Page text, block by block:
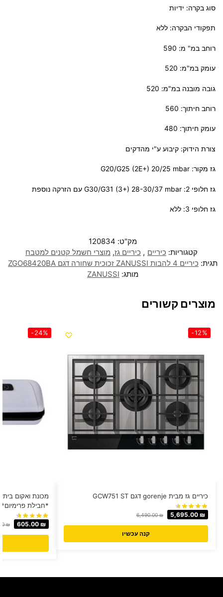
סוג בקרה: ידיות
תפקודי הבקרה: ללא
רוחב במ" מ: 590
עומק במ"מ: 520
גובה מובנה במ"מ: 520
רוחב חיתוך: 560
עומק חיתוך: 480
צורת הידוק: קיבוע ע"י מהדקים
גז מקור: G20/G25 (2E+) 20/25 mbar
גז חלופי 2: G30/G31 (3+) 28-30/37 mbar עם הזרקה נוספת
גז חלופי 3: ללא
מק"ט: 120834
קטגוריות: כיריים , כיריים גז, מוצרי חשמל קטנים למטבח
תגית: כיריים 4 להבות ZANUSSI זכוכית שחורה דגם ZGO68420BA
מותג: ZANUSSI
מוצרים קשורים
-12%
כיריים גז מבית gorenje דגם GCW751 ST
6,490.00₪ 5,695.00 ₪
קנה עכשיו
-24%
*חבילת פרימיום*
₪ 605.00 ₪